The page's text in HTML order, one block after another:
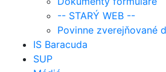
-- STARÝ WEB --
Povinne zverejňované
IS Baracuda
SUP